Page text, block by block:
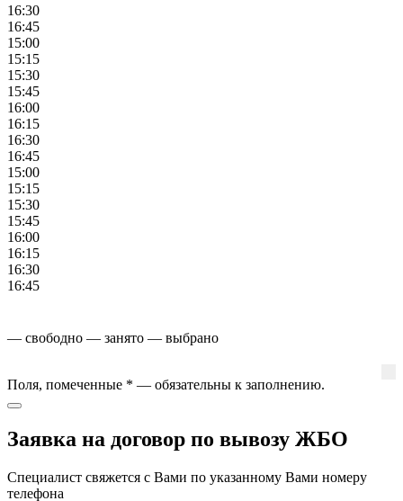
16:30
16:45
15:00
15:15
15:30
15:45
16:00
16:15
16:30
16:45
15:00
15:15
15:30
15:45
16:00
16:15
16:30
16:45
— свободно — занято — выбрано
Поля, помеченные * — обязательны к заполнению.
Заявка на договор по вывозу ЖБО
Специалист свяжется с Вами по указанному Вами номеру
телефона